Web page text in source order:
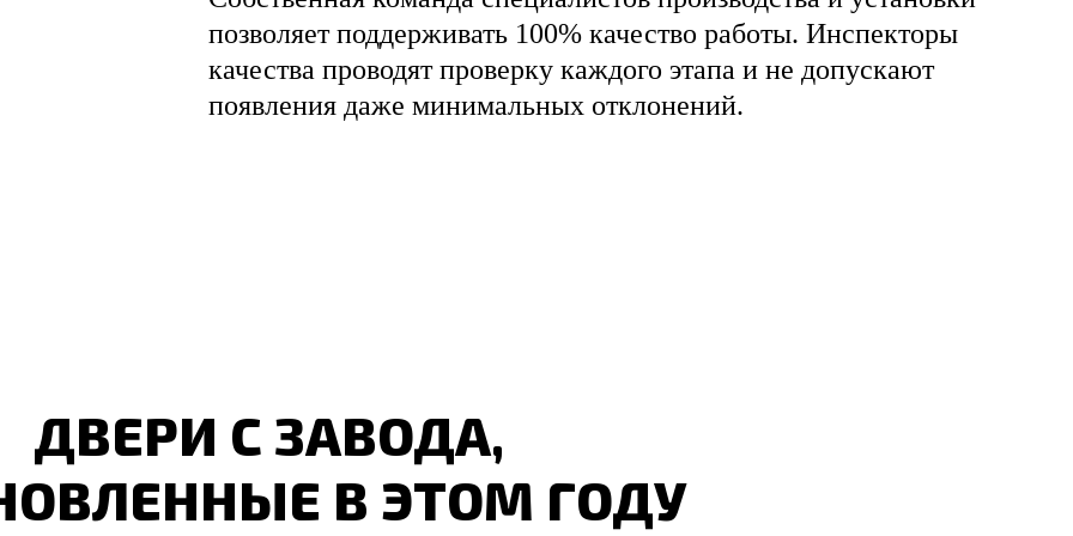
позволяет поддерживать 100% качество работы. Инспекторы
качества проводят проверку каждого этапа и не допускают
появления даже минимальных отклонений.
ДВЕРИ С ЗАВОДА,
В ЭТОМ ГОДУ